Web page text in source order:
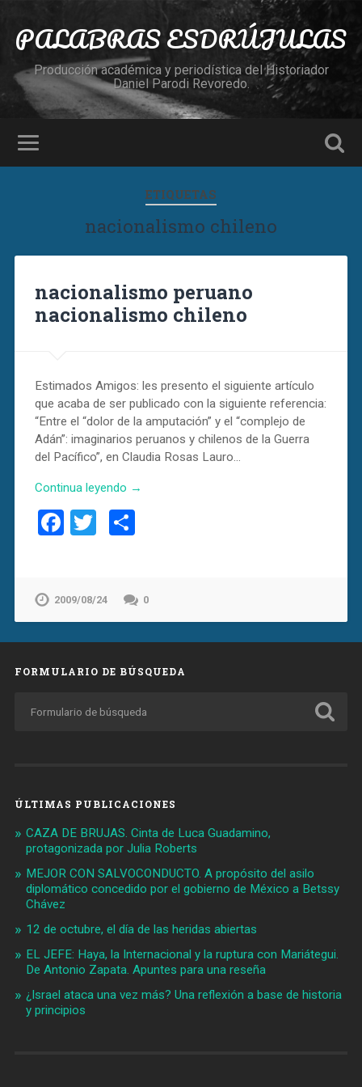
PALABRAS ESDRÚJULAS
Producción académica y periodística del Historiador
Daniel Parodi Revoredo.
ETIQUETAS
nacionalismo chileno
nacionalismo peruano
nacionalismo chileno
Estimados Amigos: les presento el siguiente artículo
que acaba de ser publicado con la siguiente referencia:
“Entre el “dolor de la amputación” y el “complejo de
Adán”: imaginarios peruanos y chilenos de la Guerra
del Pacífico”, en Claudia Rosas Lauro…
Continua leyendo →
Facebook
Twitter
2009/08/24 0
FORMULARIO DE BÚSQUEDA
ÚLTIMAS PUBLICACIONES
CAZA DE BRUJAS. Cinta de Luca Guadamino,
protagonizada por Julia Roberts
MEJOR CON SALVOCONDUCTO. A propósito del asilo
diplomático concedido por el gobierno de México a Betssy
Chávez
12 de octubre, el día de las heridas abiertas
EL JEFE: Haya, la Internacional y la ruptura con Mariátegui.
De Antonio Zapata. Apuntes para una reseña
¿Israel ataca una vez más? Una reflexión a base de historia
y principios